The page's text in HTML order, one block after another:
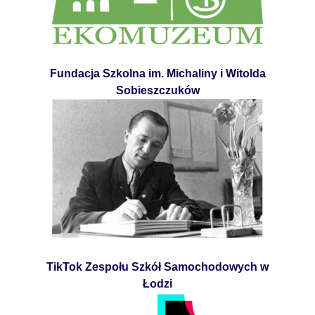
Fundacja Szkolna im. Michaliny i Witolda
Sobieszczuków
TikTok Zespołu Szkół Samochodowych w
Łodzi